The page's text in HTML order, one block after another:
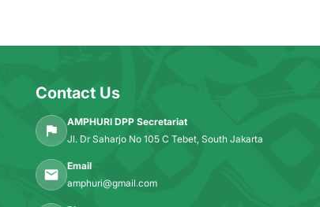
Contact Us
AMPHURI DPP Secretariat
Jl. Dr Saharjo No 105 C Tebet, South Jakarta
Email
amphuri@gmail.com